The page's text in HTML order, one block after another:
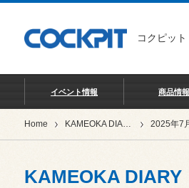
コクピット
イベント情報 商品情報
Home KAMEOKA DIARY 2025年7
KAMEOKA DIARY